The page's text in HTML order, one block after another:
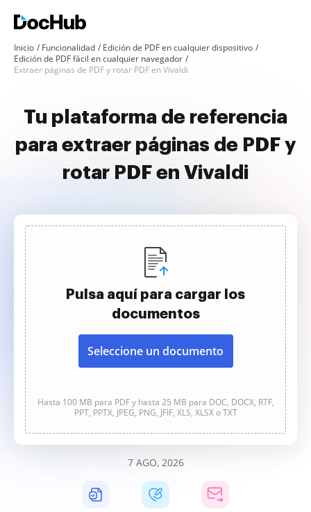
Inicio Funcionalidad
Edición de PDF en cualquier dispositivo
Edición de PDF fácil en cualquier navegador
Extraer páginas de PDF y rotar PDF en Vivaldi
Tu plataforma de referencia
para extraer páginas de PDF y
rotar PDF en Vivaldi
Pulsa aquí para cargar los
documentos
Seleccione un documento
Hasta 100 MB para PDF y hasta 25 MB para DOC, DOCX, RTF,
PPT, PPTX, JPEG, PNG, JFIF, XLS, XLSX o TXT
7 AGO, 2026